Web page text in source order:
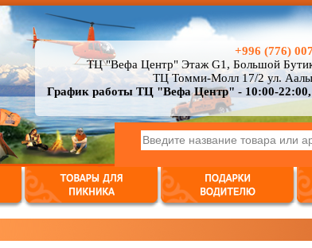
+996 (776)
ТЦ "Вефа Центр" Этаж G1, Большой
ТЦ Томми-Молл 17/2 ул. Аалы
График работы ТЦ "Вефа Центр" - 10:00-